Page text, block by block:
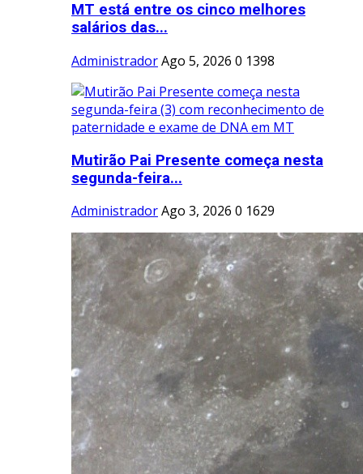
MT está entre os cinco melhores
salários das...
AdministradorAgo 5, 2026 0 1398
Mutirão Pai Presente começa nesta
segunda-feira...
AdministradorAgo 3, 2026 0 1629